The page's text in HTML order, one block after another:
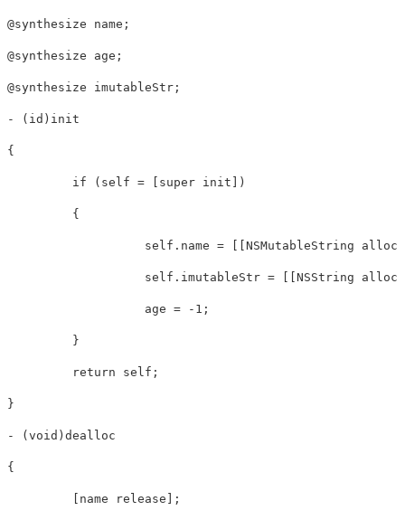
@synthesize
@synthesize
@synthesize imutableStr;
- ( id )init
{
if ( self = [ super init])
         {
self .name = [[NSMutableString
self .imutableStr = [[NSString
                   age = -
1 ;
         }
return self ;
}
- (void )dealloc
{
         [name release];